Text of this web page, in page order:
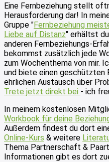
Eine Fernbeziehung stellt
Herausforderung dar! In
Gruppe "Fernbeziehung
Liebe auf Distanz" erhältst
anderen Fernbeziehungs-
bekommst zusätzlich jede
zum Wochenthema von mir.
und biete einen geschützten
ehrlichen Austausch über
Trete jetzt direkt bei - ich
In meinem kostenlosen
Workbook für deine
Außerdem findest du dort
Online-Kurs & weitere
Thema Partnerschaft &
Informationen gibt es dort